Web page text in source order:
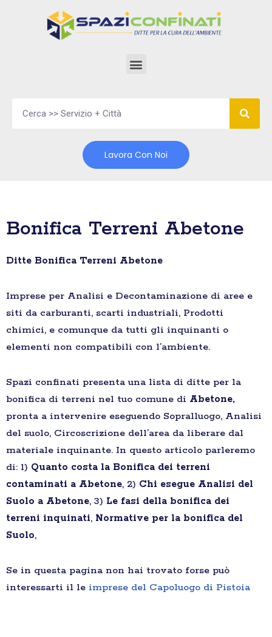
Lavora Con Noi
Bonifica Terreni Abetone
Ditte Bonifica Terreni Abetone
Imprese per Analisi e Decontaminazione di aree e
siti da carburanti, scarti industriali, Prodotti
chimici, e comunque da tutti gli inquinanti o
elementi non compatibili con l’ambiente.
Spazi confinati presenta una lista di ditte per la
bonifica di terreni nel tuo comune di Abetone,
pronta a intervenire eseguendo Sopralluogo, Analisi
del suolo, Circoscrizione dell’area da liberare dal
materiale inquinante. In questo articolo parleremo
di: 1) Quanto costa la Bonifica dei terreni
contaminati a Abetone, 2) Chi esegue Analisi del
Suolo a Abetone, 3) Le fasi della bonifica dei
terreni inquinati, Normative per la bonifica del
Suolo,
Se in questa pagina non hai trovato forse può
interessarti il le imprese del Capoluogo di Pistoia